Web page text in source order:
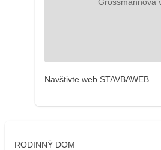
Navštivte web STAVBAWEB
RODINNÝ DOM